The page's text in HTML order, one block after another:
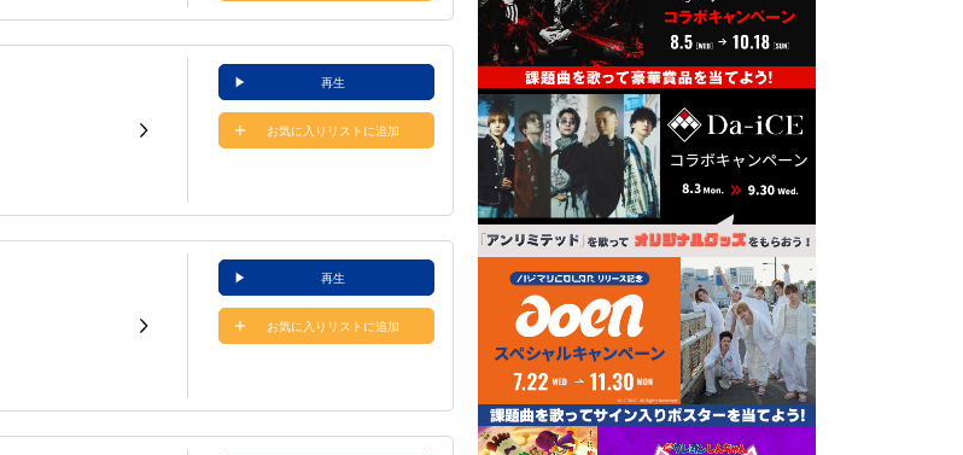
再生
お気に入りリストに追加
再生
お気に入りリストに追加